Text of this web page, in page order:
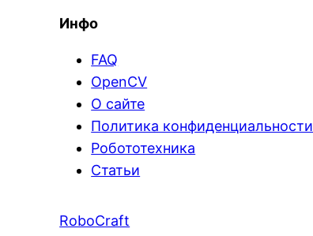
Инфо
FAQ
OpenCV
О сайте
Политика конфиденциальности
Робототехника
Статьи
RoboCraft